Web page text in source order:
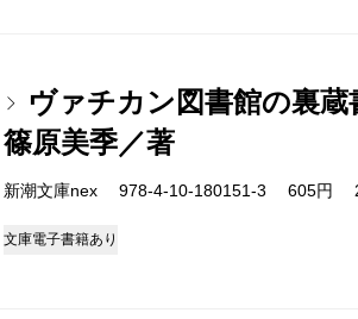
ヴァチカン図書館の裏
篠原美季／著
新潮文庫nex 978-4-10-180151-3 605円
文庫電子書籍あり